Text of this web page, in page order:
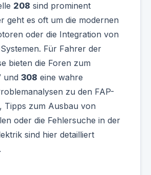
208 sind prominent
geht es oft um die modernen
oder die Integration von
Für Fahrer der
bieten die Foren zum
und 308 eine wahre
zu den FAP-
Tipps zum Ausbau von
oder die Fehlersuche in der
sind hier detailliert